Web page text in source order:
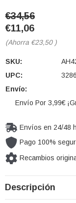
€34,56
€11,06
(Ahorra €23,50 )
SKU:
UPC:
Envío:
Envío Por 3,99€
Envíos en 24/48
Pago 100%
Recambios
Cantidad
actual de
Descripción